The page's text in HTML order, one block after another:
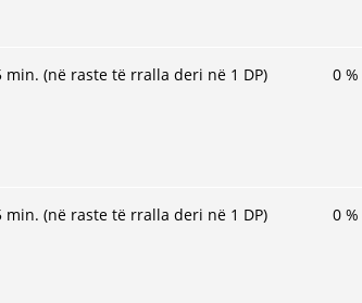
min. (në raste të rralla deri në 1 DP) 0 %
min. (në raste të rralla deri në 1 DP) 0 %